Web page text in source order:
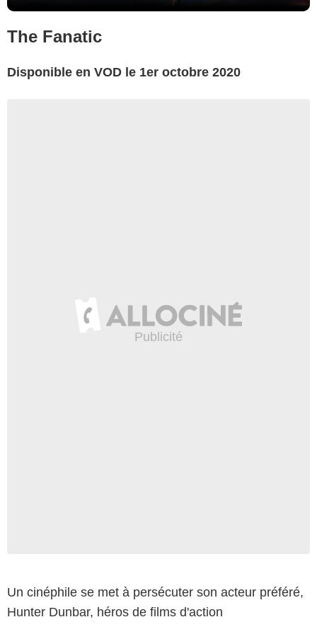
The Fanatic
Disponible en VOD le 1er octobre 2020
Un cinéphile se met à persécuter son acteur préféré,
Hunter Dunbar, héros de films d'action